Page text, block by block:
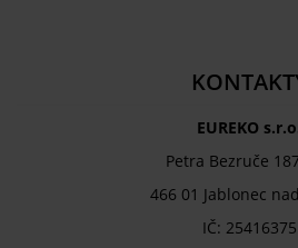
EUREKO
Petra Bezruče
466 01 Jablonec
IČ: 25416375